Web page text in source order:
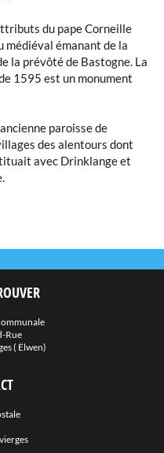
du pape Corneille
médiéval émanant de la
la prévôté de Bastogne. La
1595 est un monument
paroisse de
des alentours dont
avec Drinklange et
Rue
( Ëlwen)